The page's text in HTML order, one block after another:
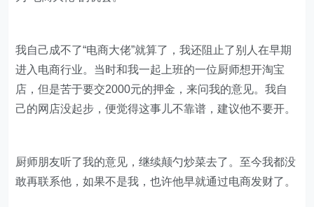
候一个也卖不出去。这么下去也发不了财，没多久我就不
干了。
为“电商大佬”的机会。